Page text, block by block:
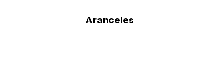
Aranceles